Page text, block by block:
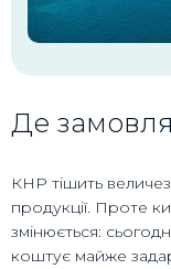
Де
КНР тішить
продукції. Проте
змінюється:
коштує майже